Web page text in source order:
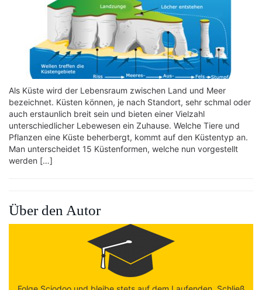
Als Küste wird der Lebensraum zwischen Land und Meer
bezeichnet. Küsten können, je nach Standort, sehr schmal oder
auch erstaunlich breit sein und bieten einer Vielzahl
unterschiedlicher Lebewesen ein Zuhause. Welche Tiere und
Pflanzen eine Küste beherbergt, kommt auf den Küstentyp an.
Man unterscheidet 15 Küstenformen, welche nun vorgestellt
werden […]
Über den Autor